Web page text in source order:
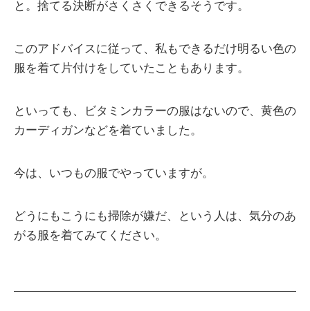
と。捨てる決断がさくさくできるそうです。
このアドバイスに従って、私もできるだけ明るい色の
服を着て片付けをしていたこともあります。
といっても、ビタミンカラーの服はないので、黄色の
カーディガンなどを着ていました。
今は、いつもの服でやっていますが。
どうにもこうにも掃除が嫌だ、という人は、気分のあ
がる服を着てみてください。